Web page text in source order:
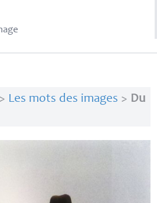
> Les mots des images > Du